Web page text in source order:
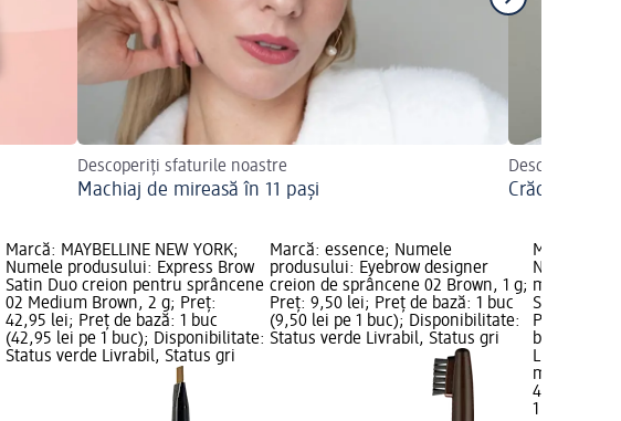
Descoperiți sfaturile noastre
Machiaj de mireasă în 11 pași
Descoperiți
Crăciunul:
Marcă: MAYBELLINE NEW YORK;
Numele produsului: Express Brow
Satin Duo creion pentru sprâncene
02 Medium Brown, 2 g; Preț:
42,95 lei; Preț de bază: 1 buc
(42,95 lei pe 1 buc); Disponibilitate:
Status verde Livrabil, Status gri
Marcă: essence; Numele
produsului: Eyebrow designer
creion de sprâncene 02 Brown, 1 g;
Preț: 9,50 lei; Preț de bază: 1 buc
(9,50 lei pe 1 buc); Disponibilitate:
Status verde Livrabil, Status gri
Marcă:
Numele
mascara
Soft
Preț de
buc);
Livrabil,
magazin
40,50 lei
1 buc